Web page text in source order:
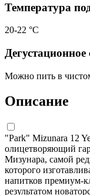
Температура
20-22 °С
Можно пить в
Описание
"Park" Mizunara 12
олицетворяющий
Мизунара, самой
которого
напитков премиум-
результатом